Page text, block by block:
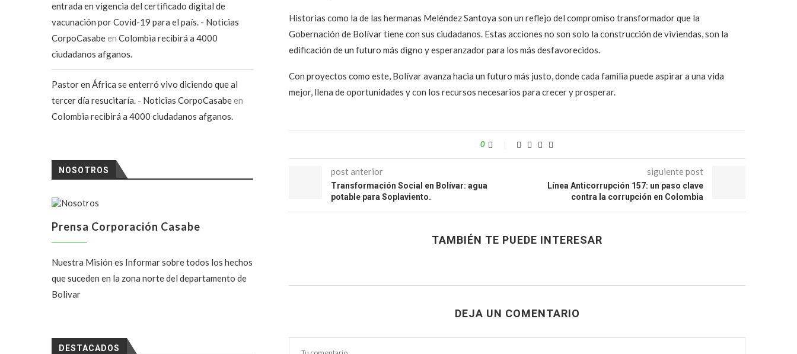
Historias como la de las hermanas Meléndez Santoya son un reflejo del compromiso transformador que la
Gobernación de Bolívar tiene con sus ciudadanos. Estas acciones no son solo la construcción de viviendas, son la
edificación de un futuro más digno y esperanzador para los más desfavorecidos.
Con proyectos como este, Bolívar avanza hacia un futuro más justo, donde cada familia puede aspirar a una vida
mejor, llena de oportunidades y con los recursos necesarios para crecer y prosperar.
0
post anterior
Transformación Social en Bolívar: agua
potable para Soplaviento.
siguiente post
Línea Anticorrupción 157: un paso clave
contra la corrupción en Colombia
TAMBIÉN TE PUEDE INTERESAR
DEJA UN COMENTARIO
entrada en vigencia del certificado digital de
vacunación por Covid-19 para el país. - Noticias
CorpoCasabeen Colombia recibirá a 4000
ciudadanos afganos.
Pastor en África se enterró vivo diciendo que al
tercer día resucitaría. - Noticias CorpoCasabeen
Colombia recibirá a 4000 ciudadanos afganos.
NOSOTROS
Prensa Corporación Casabe
Nuestra Misión es Informar sobre todos los hechos
que suceden en la zona norte del departamento de
Bolivar
DESTACADOS